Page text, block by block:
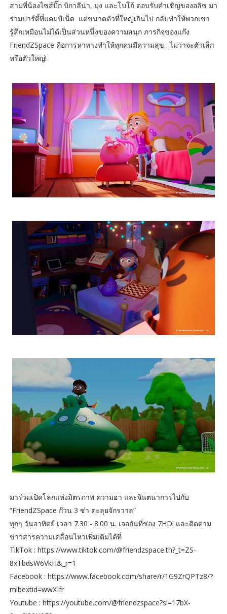
สามพี่น้องไซส์บิ๊ก บิกาลีน่า, มุง และโบโก้ ตอบรับคำเชิญของอลิซ มา
ร่วมปาร์ตี้ที่แคมป์เน็ด แต่ขนาดตัวที่ใหญ่เกินไป กลับทำให้พวกเขา
รู้สึกเหมือนไม่ได้เป็นส่วนหนึ่งของความสนุก ภารกิจของแก๊ง
FriendZSpace คือการหาทางทำให้ทุกคนมีความสุข…ไม่ว่าจะตัวเล็ก
หรือตัวใหญ่!
มาร่วมเปิดโลกแห่งมิตรภาพ ความฮา และจินตนาการไปกับ
“FriendZSpace ก๊วน 3 ซ่า ตะลุยจักรวาล”
ทุกๆ วันอาทิตย์ เวลา 7.30 - 8.00 น. เจอกันที่ช่อง 7HD! และติดตาม
ข่าวสารความเคลื่อนไหวเพิ่มเติมได้ที่
TikTok : https://www.tiktok.com/@friendzspace.th?_t=ZS-
8xTbdsW6VkH&_r=1
Facebook : https://www.facebook.com/share/r/1G9ZrQPTz8/?
mibextid=wwXIfr
Youtube : https://youtube.com/@friendzspace?si=17bX-